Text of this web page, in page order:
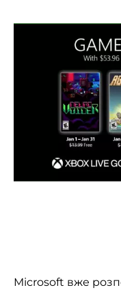
Microsoft вже